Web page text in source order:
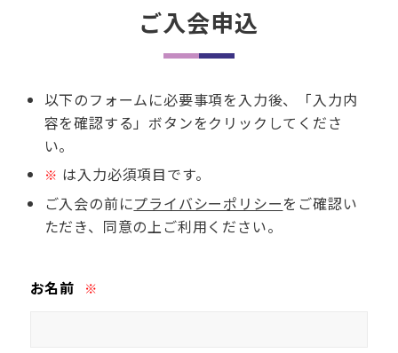
ご入会申込
以下のフォームに必要事項を入力後、「入力内
容を確認する」ボタンをクリックしてくださ
い。
※ は入力必須項目です。
ご入会の前にプライバシーポリシーをご確認い
ただき、同意の上ご利用ください。
お名前 ※